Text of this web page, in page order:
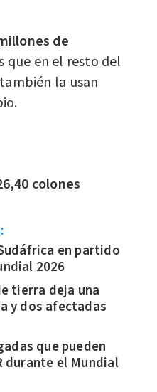
de
que en el resto del
la usan
colones
en partido
2026
tierra deja una
y dos afectadas
que pueden
durante el Mundial